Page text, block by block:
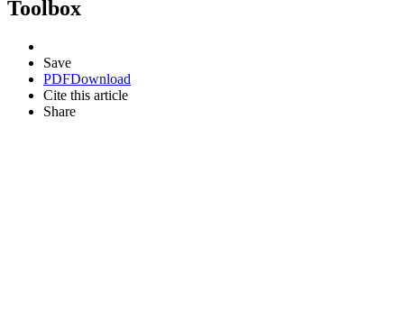
Toolbox
Save
PDFDownload
Cite this article
Share